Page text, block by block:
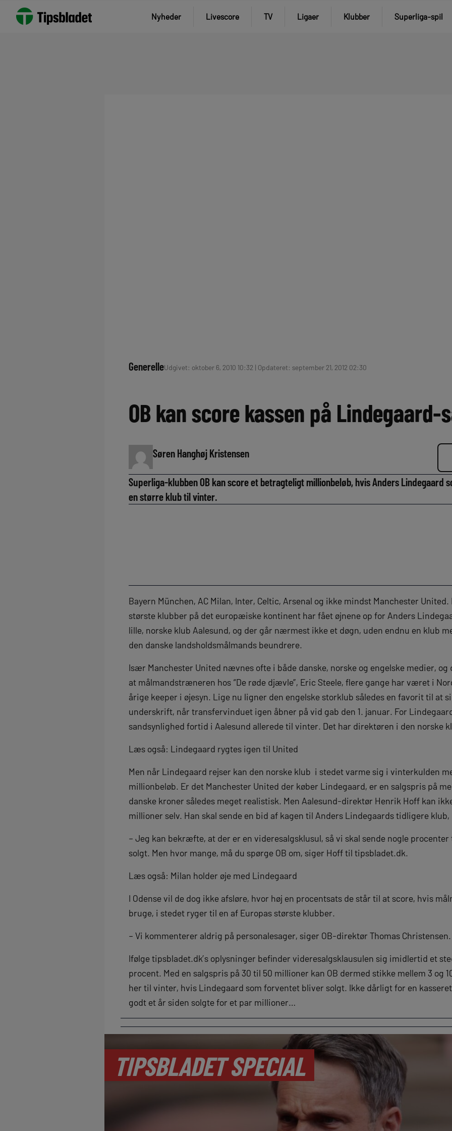
Nyheder Livescore TV Ligaer Klubber Superliga-spil
GenerelleUdgivet: oktober 6, 2010 10:32 | Opdateret: september 21, 2012 02:30
OB kan score kassen på Lindegaard-
Søren Hanghøj Kristensen
Superliga-klubben OB kan score et betragteligt millionbeløb, hvis Anders Lindegaard
en større klub til vinter.
Bayern München, AC Milan, Inter, Celtic, Arsenal og ikke mindst Manchester
største klubber på det europæiske kontinent har fået øjnene op for Anders
lille, norske klub Aalesund, og der går nærmest ikke et døgn, uden endnu en klub
den danske landsholdsmålmands beundrere.
Især Manchester United nævnes ofte i både danske, norske og engelske medier, og
at målmandstræneren hos “De røde djævle”, Eric Steele, flere gange har været i
årige keeper i øjesyn. Lige nu ligner den engelske storklub således en favorit til at
underskrift, når transfervinduet igen åbner på vid gab den 1. januar. For
sandsynlighed fortid i Aalesund allerede til vinter. Det har direktøren i den norske
Læs også: Lindegaard rygtes igen til United
Men når Lindegaard rejser kan den norske klub i stedet varme sig i vinterkulden
millionbeløb. Er det Manchester United der køber Lindegaard, er en salgspris på
danske kroner således meget realistisk. Men Aalesund-direktør Henrik Hoff kan
millioner selv. Han skal sende en bid af kagen til Anders Lindegaards tidligere klub,
– Jeg kan bekræfte, at der er en videresalgsklusul, så vi skal sende nogle
solgt. Men hvor mange, må du spørge OB om, siger Hoff til tipsbladet.dk.
Læs også: Milan holder øje med Lindegaard
I Odense vil de dog ikke afsløre, hvor høj en procentsats de står til at score, hvis
bruge, i stedet ryger til en af Europas største klubber.
– Vi kommenterer aldrig på personalesager, siger OB-direktør Thomas Christensen.
Ifølge tipsbladet.dk’s oplysninger befinder videresalgsklausulen sig imidlertid et
procent. Med en salgspris på 30 til 50 millioner kan OB dermed stikke mellem 3 og
her til vinter, hvis Lindegaard som forventet bliver solgt. Ikke dårligt for en
godt et år siden solgte for et par millioner…
TIPSBLADET SPECIAL